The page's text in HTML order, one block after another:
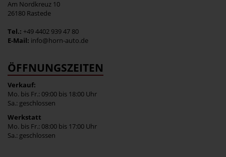
Am Nordkreuz 10
26180 Rastede
Tel.: +49 4402 939 47 80
E-Mail: info@horn-auto.de
ÖFFNUNGSZEITEN
Verkauf:
Mo. bis Fr.: 09:00 bis 18:00 Uhr
Sa.: geschlossen
Werkstatt
Mo. bis Fr.: 08:00 bis 17:00 Uhr
Sa.: geschlossen